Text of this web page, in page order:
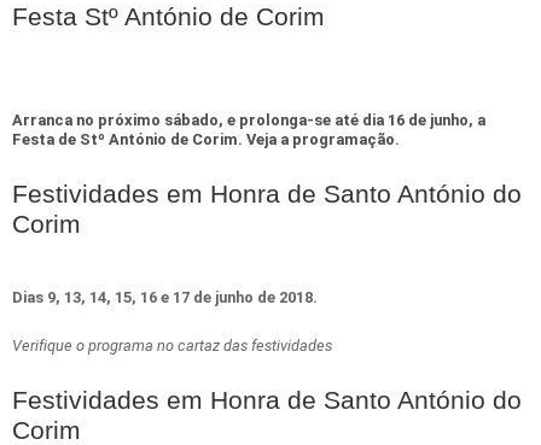
Festa Stº António de Corim
Arranca no próximo sábado, e prolonga-se até dia 16 de junho, a
Festa de Stº António de Corim. Veja a programação.
Festividades em Honra de Santo António do
Corim
Dias 9, 13, 14, 15, 16 e 17 de junho de 2018.
Verifique o programa no cartaz das festividades
Festividades em Honra de Santo António do
Corim